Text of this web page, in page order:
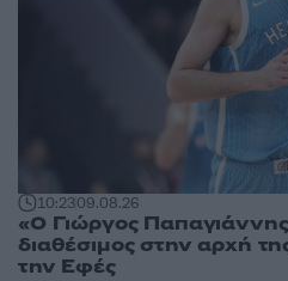
10:2309.08.26
«Ο Γιώργος Παπαγιάννης
διαθέσιμος στην αρχή
την Εφές